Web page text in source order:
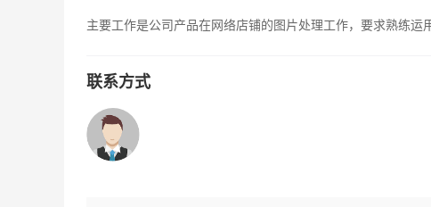
主要工作是公司产品在网络店铺的图片处理工作，要求熟练运
联系方式